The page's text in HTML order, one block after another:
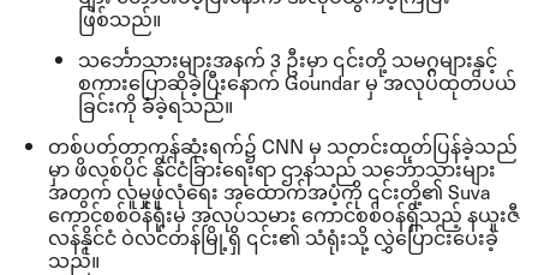
ဖြစ်သည်။
သင်္ဘောသားများအနက် 3 ဦးမှာ ၎င်းတို့ သမဂ္ဂများနှင့်
စကားပြောဆိုခဲ့ပြီးနောက် Goundar မှ အလုပ်ထုတ်ပယ်
ခြင်းကို ခံခဲ့ရသည်။
တစ်ပတ်တာကုန်ဆုံးရက်၌ CNN မှ သတင်းထုတ်ပြန်ခဲ့သည်
မှာ ဖိလစ်ပိုင် နိုင်ငံခြားရေးရာ ဌာနသည် သင်္ဘောသားများ
အတွက် လူမှုဖူလုံရေး အထောက်အပံ့ကို ၎င်းတို့၏ Suva
ကောင်စစ်ဝန်ရုံးမှ အလုပ်သမား ကောင်စစ်ဝန်ရှိသည့် နယူးဇီ
လန်နိုင်ငံ ဝဲလင်တန်မြို့ရှိ ၎င်း၏ သံရုံးသို့ လွှဲပြောင်းပေးခဲ့
သည်။